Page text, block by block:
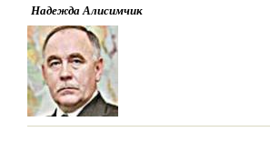
Надежда Алисимчик